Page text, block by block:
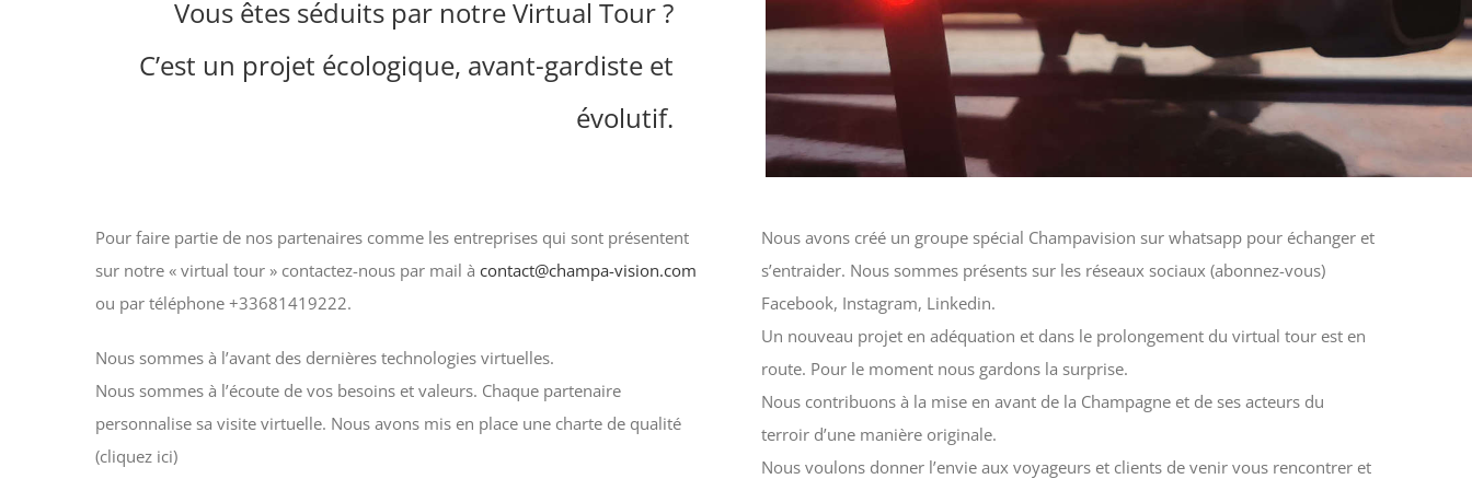
Vous êtes séduits par notre Virtual Tour ?
C’est un projet écologique, avant-gardiste et
évolutif.
Pour faire partie de nos partenaires comme les entreprises qui sont présentent
sur notre « virtual tour » contactez-nous par mail à contact@champa-vision.com
ou par téléphone +33681419222.
Nous sommes à l’avant des dernières technologies virtuelles.
Nous sommes à l’écoute de vos besoins et valeurs. Chaque partenaire
personnalise sa visite virtuelle. Nous avons mis en place une charte de qualité
(cliquez ici)
Nous avons créé un groupe spécial Champavision sur whatsapp pour échanger et
s’entraider. Nous sommes présents sur les réseaux sociaux (abonnez-vous)
Facebook, Instagram, Linkedin.
Un nouveau projet en adéquation et dans le prolongement du virtual tour est en
route. Pour le moment nous gardons la surprise.
Nous contribuons à la mise en avant de la Champagne et de ses acteurs du
terroir d’une manière originale.
Nous voulons donner l’envie aux voyageurs et clients de venir vous rencontrer et